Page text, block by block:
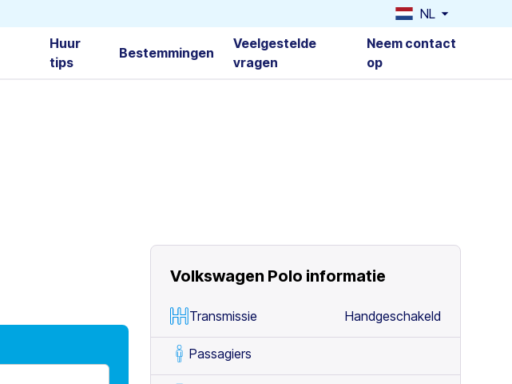
NL
Huur
tips
Bestemmingen
Veelgestelde
vragen
Neem contact
op
Volkswagen Polo informatie
Transmissie Handgeschakeld
Passagiers